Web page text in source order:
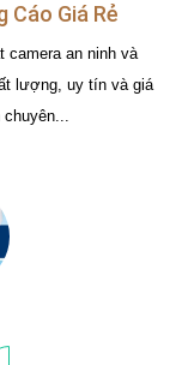
Cáo Giá Rẻ
camera an ninh và
lượng, uy tín và giá